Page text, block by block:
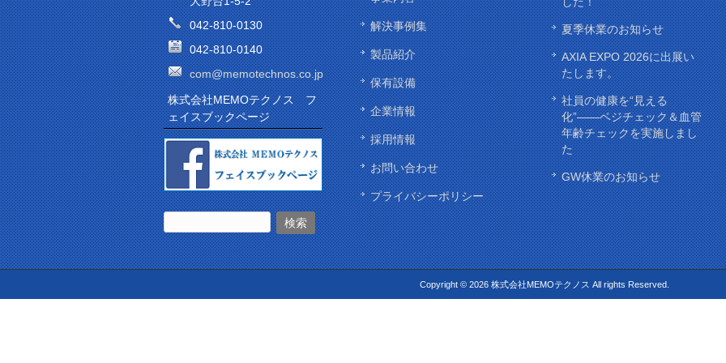
042-810-0130
042-810-0140
com@memotechnos.co.jp
株式会社MEMOテクノス フ
ェイスブックページ
解決事例集
製品紹介
保有設備
企業情報
採用情報
お問い合わせ
プライバシーポリシー
夏季休業のお知らせ
AXIA EXPO 2026に出展い
たします。
社員の健康を“見える
化”——ベジチェック＆血管
年齢チェックを実施しまし
た
GW休業のお知らせ
Copyright © 2026 株式会社MEMOテクノス All rights Reserved.